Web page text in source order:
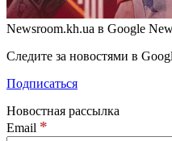
Newsroom.kh.ua в Google
Следите за новостями в
Подписаться
Новостная рассылка
Email *